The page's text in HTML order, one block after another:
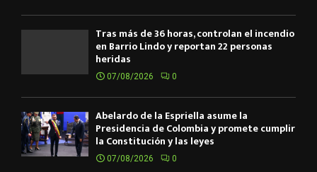
Tras más de 36 horas, controlan el incendio
en Barrio Lindo y reportan 22 personas
heridas
07/08/2026 0
Abelardo de la Espriella asume la
Presidencia de Colombia y promete cumplir
la Constitución y las leyes
07/08/2026 0